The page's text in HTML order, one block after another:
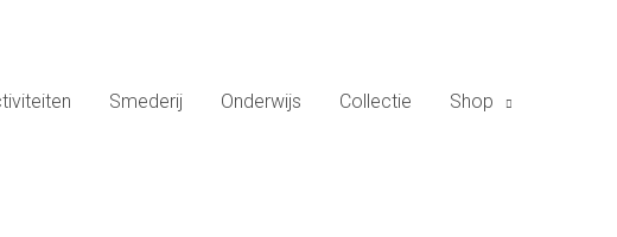
Smederij Onderwijs Collectie Shop